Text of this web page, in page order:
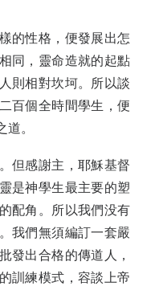
的性格，便發展出怎
同，靈命造就的起點
則相對坎坷。所以談
百個全時間學生，便
。
但感謝主，耶穌基督
是神學生最主要的塑
配角。所以我們没有
我們無須編訂一套嚴
發出合格的傳道人，
訓練模式，容談上帝